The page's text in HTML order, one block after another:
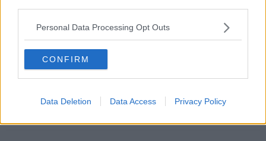
Personal Data Processing Opt Outs
CONFIRM
Data Deletion Data Access Privacy Policy
che l'accaduto possa avere a che fare con
sua attività professionale.
è capace di fare questo ad un animale
farlo ad una persona".